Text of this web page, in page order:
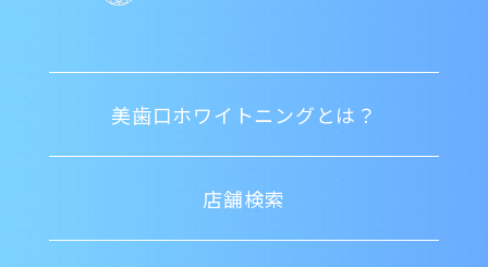
美歯口ホワイトニングとは？
店舗検索